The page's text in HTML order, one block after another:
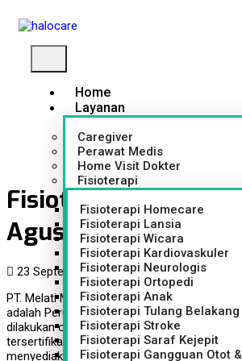
Home
Layanan
Caregiver
Perawat Medis
Home Visit Dokter
Fisioterapi
Fisioterapi Homecare
Fisioterapi Lansia
Fisioterapi Wicara
Fisioterapi Kardiovaskuler
Fisioterapi Neurologis
Fisioterapi Ortopedi
Fisioterapi Anak
Fisioterapi Tulang Belakang
Fisioterapi Stroke
Fisioterapi Saraf Kejepit
Fisioterapi Gangguan Otot
Fisioterapi Tajur
Agustus 2026
23 September 2023 Fisioterapi,Layanan
PT. Melati Medika Indonesia atau lebih
adalah Perusahaan penyedia jasa layanan
dilakukan oleh tenaga kesehatan yang
tersertifikasi. Halocare.id berkomitmen turut
menyediakan pelayanan kesehatan yang